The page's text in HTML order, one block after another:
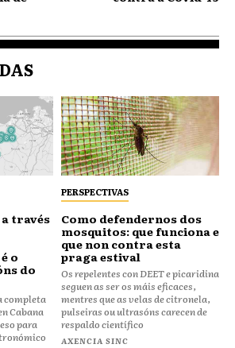
través
o
do
completa
Cabana
para
PERSPECTIVAS
Como defendernos dos
mosquitos: que funciona e
que non contra esta
praga estival
Os repelentes con DEET e picaridina
seguen as ser os máis eficaces,
mentres que as velas de citronela,
pulseiras ou ultrasóns carecen de
respaldo científico
AXENCIA SINC